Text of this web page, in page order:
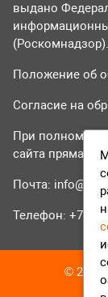
выдано
(Роскомнадзор).
Положение об
Согласие на
При полном
сайта прямая
Почта:
Телефон: +7
©